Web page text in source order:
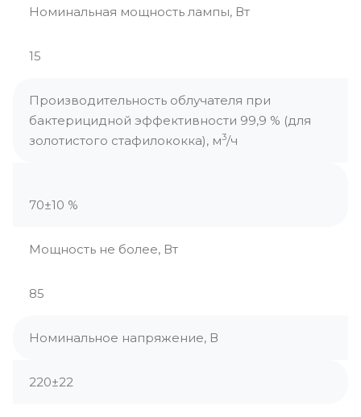
Номинальная мощность лампы, Вт
15
Производительность облучателя при
бактерицидной эффективности 99,9 % (для
золотистого стафилококка), м3/ч
70±10 %
Мощность не более, Вт
85
Номинальное напряжение, В
220±22